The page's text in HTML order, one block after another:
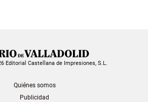
Editorial Castellana de Impresiones, S.L.
Quiénes somos
Publicidad